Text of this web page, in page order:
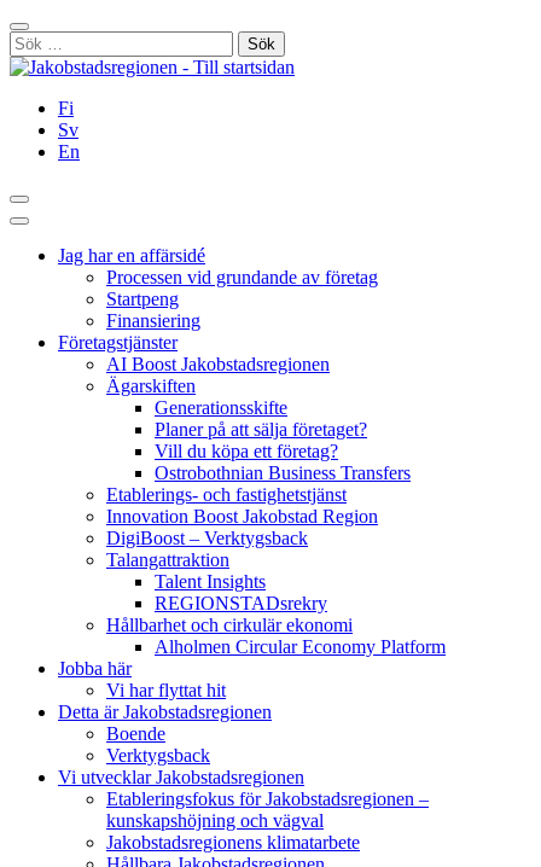
Hoppa
till
innehållet
Stäng
Sök
efter:
Fi
Sv
En
Sök
Huvudmeny
Jag har en affärsidé
Processen vid grundande av företag
Startpeng
Finansiering
Företagstjänster
AI Boost Jakobstadsregionen
Ägarskiften
Generationsskifte
Planer på att sälja företaget?
Vill du köpa ett företag?
Ostrobothnian Business Transfers
Etablerings- och fastighetstjänst
Innovation Boost Jakobstad Region
DigiBoost – Verktygsback
Talangattraktion
Talent Insights
REGIONSTADsrekry
Hållbarhet och cirkulär ekonomi
Alholmen Circular Economy Platform
Jobba här
Vi har flyttat hit
Detta är Jakobstadsregionen
Boende
Verktygsback
Vi utvecklar Jakobstadsregionen
Etableringsfokus för Jakobstadsregionen –
kunskapshöjning och vägval
Jakobstadsregionens klimatarbete